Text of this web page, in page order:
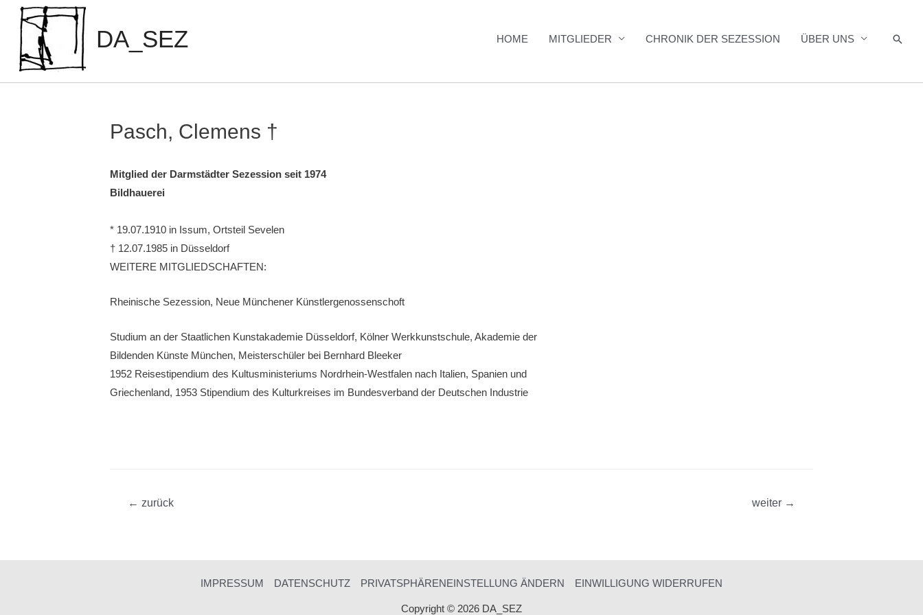
Inhalt
springen
DA_SEZ HOME MITGLIEDER CHRONIK DER SEZESSION ÜBER UNS
Pasch, Clemens †
Mitglied der Darmstädter Sezession seit 1974
Bildhauerei
* 19.07.1910 in Issum, Ortsteil Sevelen
† 12.07.1985 in Düsseldorf
WEITERE MITGLIEDSCHAFTEN:
Rheinische Sezession, Neue Münchener Künstlergenossenschoft
Studium an der Staatlichen Kunstaka­demie Düsseldorf, Kölner Werkkunstschule, Aka­demie der
Bildenden Künste München, Meister­schüler bei Bernhard Bleeker
1952 Reisestipendium des Kultusministeriums Nordrhein-Westfa­len nach Italien, Spanien und
Griechenland, 1953 Stipendium des Kulturkreises im Bundes­verband der Deutschen Industrie
Beitragsnavigation
← zurück weiter →
IMPRESSUM DATENSCHUTZ PRIVATSPHÄRENEINSTELLUNG ÄNDERN EINWILLIGUNG WIDERRUFEN
Copyright © 2026 DA_SEZ